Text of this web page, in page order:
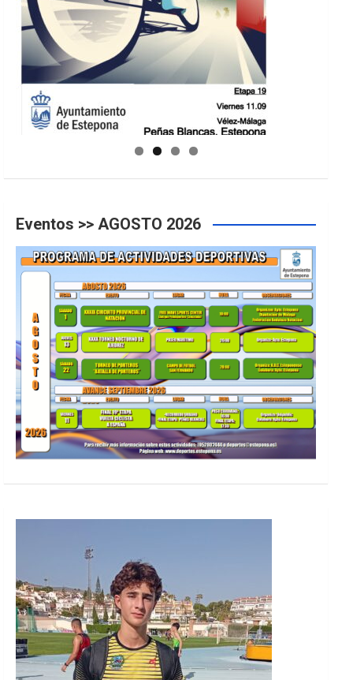
GUIA DE INSTALACIONES DEPORTIVAS
Eventos >> AGOSTO 2026